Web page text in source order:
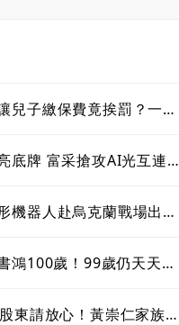
兒子繳保費竟挨罰？一次
底牌 富采搶攻AI光互連
海
機器人赴烏克蘭戰場出任
AI嵌入式X100系列處理
鴻100歲！99歲仍天天上
人生曝光
東請放心！黃崇仁家族全